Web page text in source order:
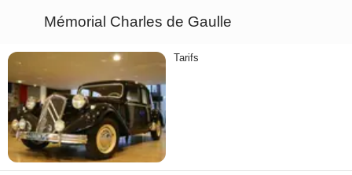
Mémorial Charles de Gaulle
Tarifs